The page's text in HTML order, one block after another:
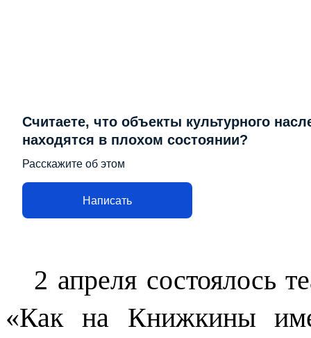
Считаете, что объекты культурного
находятся в плохом состоянии?
Расскажите об этом
Написать
2 апреля состоялось
«Как на Книжкины